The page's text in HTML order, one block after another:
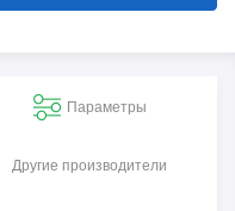
Параметры
Другие производители